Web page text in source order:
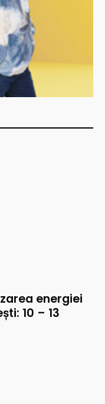
energiei
10 – 13